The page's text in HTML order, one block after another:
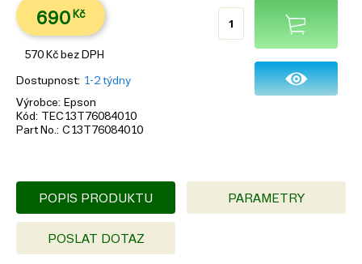
690 Kč
570 Kč bez DPH
Dostupnost 1-2 týdny
Výrobce
Epson
Kód
TEC13T76084010
Part No. C13T76084010
POPIS PRODUKTU PARAMETRY
POSLAT DOTAZ